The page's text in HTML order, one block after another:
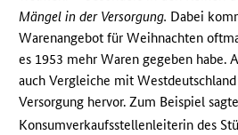
Mängel in der Versorgung. Dabei
Warenangebot für Weihnachten
es 1953 mehr Waren gegeben habe.
auch Vergleiche mit
Versorgung hervor. Zum Beispiel
Konsumverkaufsstellenleiterin des